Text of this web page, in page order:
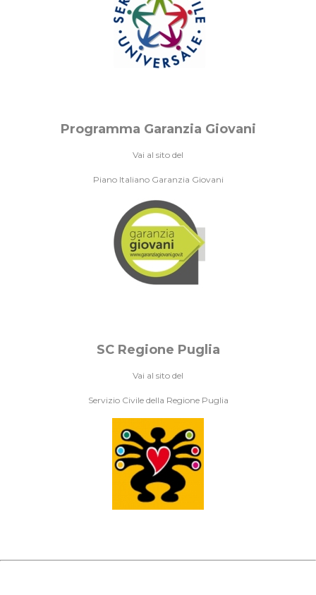
Programma Garanzia Giovani
Vai al sito del
Piano Italiano Garanzia Giovani
SC Regione Puglia
Vai al sito del
Servizio Civile della Regione Puglia